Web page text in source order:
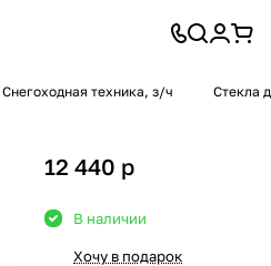
Снегоходная техника, з/ч Стекла
12 440 p
В наличии
Хочу в подарок